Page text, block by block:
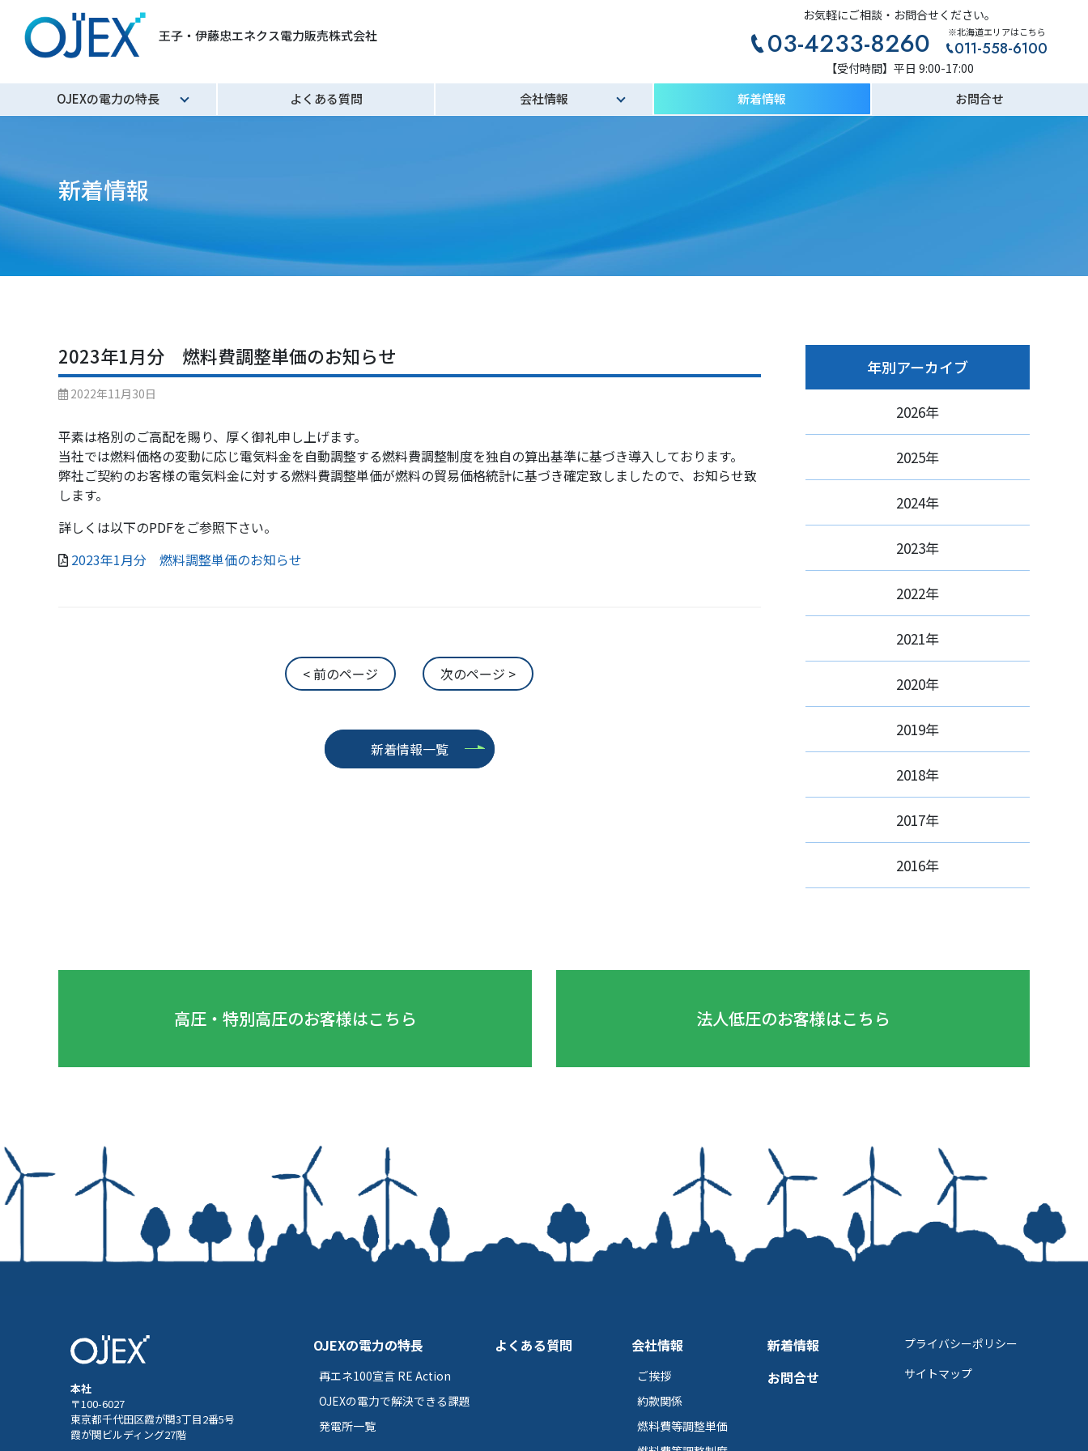
王子・伊藤忠エネクス電力販売株式会社
お気軽にご相談・お問合せください。
03-4233-8260 ※北海道エリアはこちら
011-558-6100
【受付時間】平日 9:00-17:00
OJEXの電力の特長
発電所一覧
よくある質問 会社情報
燃料費等調整単価
新着情報 お問合せ
新着情報
2023年1月分 燃料費調整単価のお知らせ
2022年11月30日
平素は格別のご高配を賜り、厚く御礼申し上げます。
当社では燃料価格の変動に応じ電気料金を自動調整する燃料費調整制度を独自の算出基準に基づき導入しております。
弊社ご契約のお客様の電気料金に対する燃料費調整単価が燃料の貿易価格統計に基づき確定致しましたので、お知らせ致
します。
詳しくは以下のPDFをご参照下さい。
2023年1月分 燃料調整単価のお知らせ
< 前のページ 次のページ >
新着情報一覧
年別アーカイブ
2026年
2025年
2024年
2023年
2022年
2021年
2020年
2019年
2018年
2017年
2016年
高圧・特別高圧のお客様はこちら 法人低圧のお客様はこちら
本社
〒100-6027
東京都千代田区霞が関3丁目2番5号
霞が関ビルディング27階
OJEXの電力の特長
再エネ100宣言 RE Action
OJEXの電力で解決できる課題
発電所一覧
よくある質問 会社情報
ご挨拶
約款関係
燃料費等調整単価
新着情報
お問合せ
プライバシーポリシー
サイトマップ